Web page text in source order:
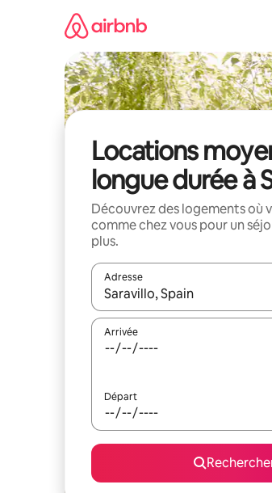
Locations
longue durée à
Découvrez des logements où
comme chez vous pour un
plus.
Adresse
Lorsque les résultats
Arrivée
Départ